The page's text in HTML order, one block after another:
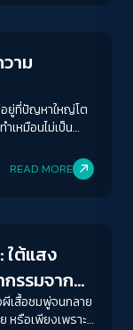
าม
อยู่ที่ปัญหาใหญ่โต
เหมือนไม่เป็น
READ MORE
ใต้แสง
รรมจาก
เสื้อชมพู่จนกลาย
หรือเพียงเพราะ
มากที่สุด